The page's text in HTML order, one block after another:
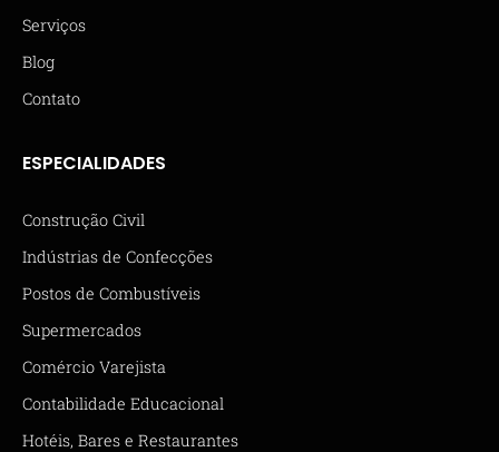
Serviços
Blog
Contato
ESPECIALIDADES
Construção Civil
Indústrias de Confecções
Postos de Combustíveis
Supermercados
Comércio Varejista
Contabilidade Educacional
Hotéis, Bares e Restaurantes